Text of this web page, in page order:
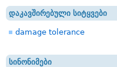
დაკავშირებული სიტყვები
damage tolerance
სინონიმები